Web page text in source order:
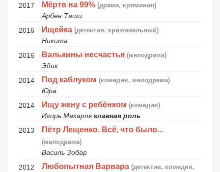
2017 Мёртв на 99% (драма, криминал)
Арбен Таши
2016
Ищейка (детектив, криминальный)
Никита
2016
Валькины несчастья (мелодрама)
Эдик
2014
Под каблуком (комедия, мелодрама)
Юра
2014
Ищу жену с ребёнком (комедия)
Игорь Макаров главная роль
2013
Пётр Лещенко. Всё, что было...
(мелодрама)
Василь Зобар
2012
Любопытная Варвара (детектив, комедия,